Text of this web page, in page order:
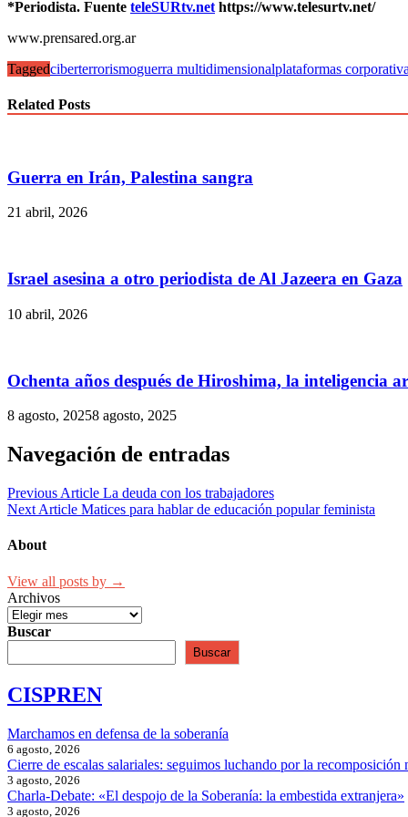
*Periodista. Fuente teleSURtv.net https://www.telesurtv.net/
www.prensared.org.ar
Taggedciberterrorismoguerra multidimensionalplataformas
Related Posts
Guerra en Irán, Palestina sangra
21 abril, 2026
Israel asesina a otro periodista de Al Jazeera en Gaza
10 abril, 2026
Ochenta años después de Hiroshima, la inteligencia
8 agosto, 20258 agosto, 2025
Navegación de entradas
Previous Article La deuda con los trabajadores
Next Article Matices para hablar de educación popular feminista
About
View all posts by →
Archivos
Buscar
Buscar
CISPREN
Marchamos en defensa de la soberanía
6 agosto, 2026
Cierre de escalas salariales: seguimos luchando por la recomposición
3 agosto, 2026
Charla-Debate: «El despojo de la Soberanía: la embestida extranjera»
3 agosto, 2026